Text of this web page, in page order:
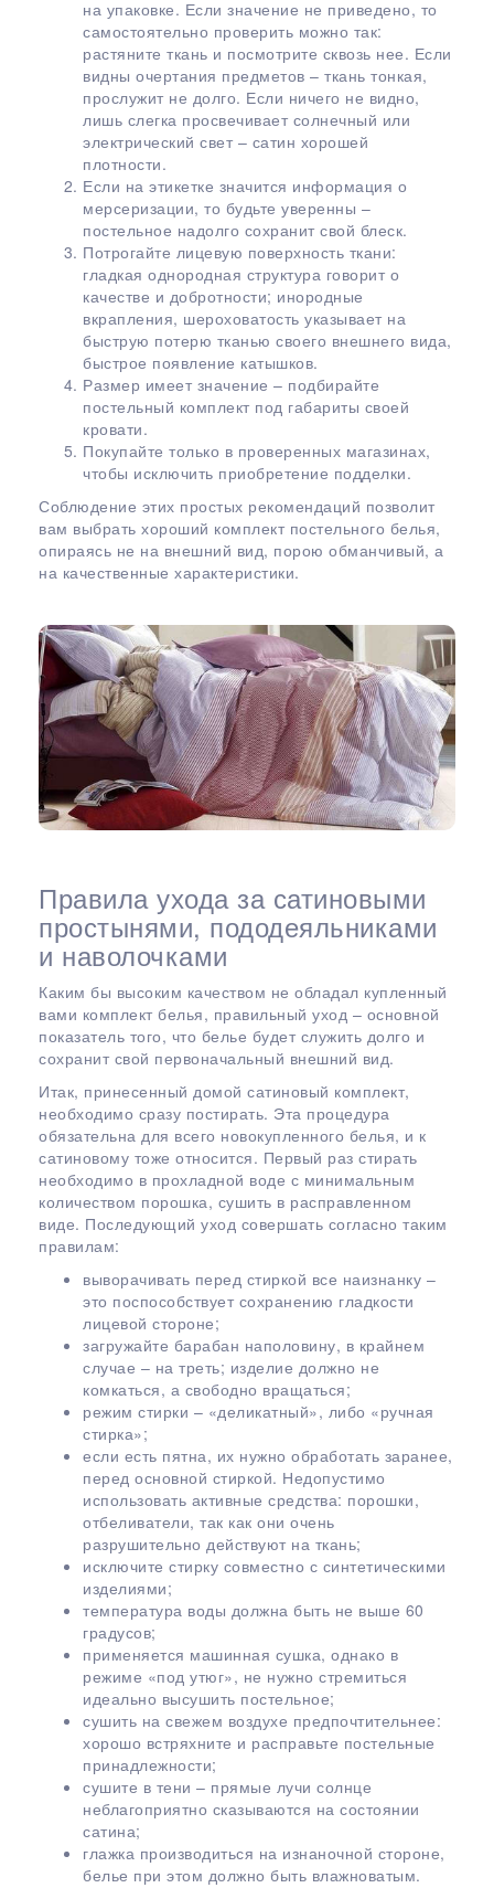
на упаковке. Если значение не приведено, то
самостоятельно проверить можно так:
растяните ткань и посмотрите сквозь нее. Если
видны очертания предметов – ткань тонкая,
прослужит не долго. Если ничего не видно,
лишь слегка просвечивает солнечный или
электрический свет – сатин хорошей
плотности.
Если на этикетке значится информация о
мерсеризации, то будьте уверенны –
постельное надолго сохранит свой блеск.
Потрогайте лицевую поверхность ткани:
гладкая однородная структура говорит о
качестве и добротности; инородные
вкрапления, шероховатость указывает на
быструю потерю тканью своего внешнего вида,
быстрое появление катышков.
Размер имеет значение – подбирайте
постельный комплект под габариты своей
кровати.
Покупайте только в проверенных магазинах,
чтобы исключить приобретение подделки.
Соблюдение этих простых рекомендаций позволит
вам выбрать хороший комплект постельного белья,
опираясь не на внешний вид, порою обманчивый, а
на качественные характеристики.
Правила ухода за сатиновыми
простынями, пододеяльниками
и наволочками
Каким бы высоким качеством не обладал купленный
вами комплект белья, правильный уход – основной
показатель того, что белье будет служить долго и
сохранит свой первоначальный внешний вид.
Итак, принесенный домой сатиновый комплект,
необходимо сразу постирать. Эта процедура
обязательна для всего новокупленного белья, и к
сатиновому тоже относится. Первый раз стирать
необходимо в прохладной воде с минимальным
количеством порошка, сушить в расправленном
виде. Последующий уход совершать согласно таким
правилам:
выворачивать перед стиркой все наизнанку –
это поспособствует сохранению гладкости
лицевой стороне;
загружайте барабан наполовину, в крайнем
случае – на треть; изделие должно не
комкаться, а свободно вращаться;
режим стирки – «деликатный», либо «ручная
стирка»;
если есть пятна, их нужно обработать заранее,
перед основной стиркой. Недопустимо
использовать активные средства: порошки,
отбеливатели, так как они очень
разрушительно действуют на ткань;
исключите стирку совместно с синтетическими
изделиями;
температура воды должна быть не выше 60
градусов;
применяется машинная сушка, однако в
режиме «под утюг», не нужно стремиться
идеально высушить постельное;
сушить на свежем воздухе предпочтительнее:
хорошо встряхните и расправьте постельные
принадлежности;
сушите в тени – прямые лучи солнце
неблагоприятно сказываются на состоянии
сатина;
глажка производиться на изнаночной стороне,
белье при этом должно быть влажноватым.